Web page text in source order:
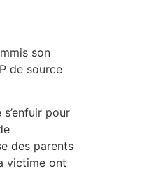
son
de source
pour
des parents
victime ont